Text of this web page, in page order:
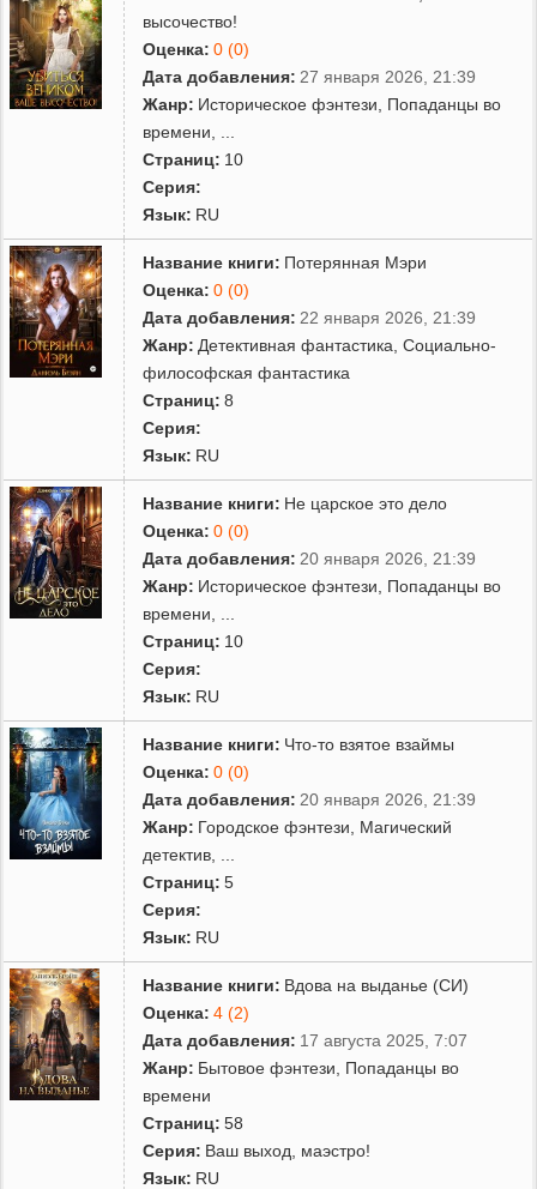
высочество!
Оценка: 0 (0)
Дата добавления: 27 января 2026, 21:39
Жанр: Историческое фэнтези
Попаданцы во
времени
Страниц: 10
Серия:
Язык: RU
Название книги: Потерянная Мэри
Оценка: 0 (0)
Дата добавления: 22 января 2026, 21:39
Жанр: Детективная фантастика ,Социально-
философская фантастика
Страниц: 8
Серия:
Язык: RU
Название книги: Не царское это дело
Оценка: 0 (0)
Дата добавления: 20 января 2026, 21:39
Жанр: Историческое фэнтези
Попаданцы во
времени
Страниц: 10
Серия:
Язык: RU
Название книги: Что-то взятое взаймы
Оценка: 0 (0)
Дата добавления: 20 января 2026, 21:39
Жанр: Городское фэнтези
Магический
детектив
Страниц: 5
Серия:
Язык: RU
Название книги: Вдова на выданье (СИ)
Оценка: 4 (2)
Дата добавления: 17 августа 2025, 7:07
Жанр: Бытовое фэнтези
Попаданцы во
времени
Страниц: 58
Серия: Ваш выход, маэстро!
Язык: RU